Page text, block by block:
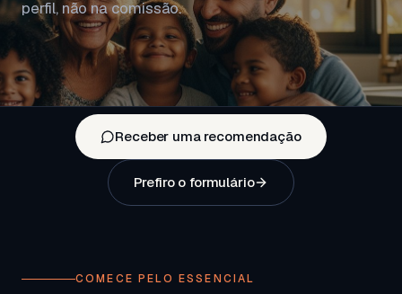
perfil, não na comissão.
Receber uma recomendação
Prefiro o formulário
COMECE PELO ESSENCIAL